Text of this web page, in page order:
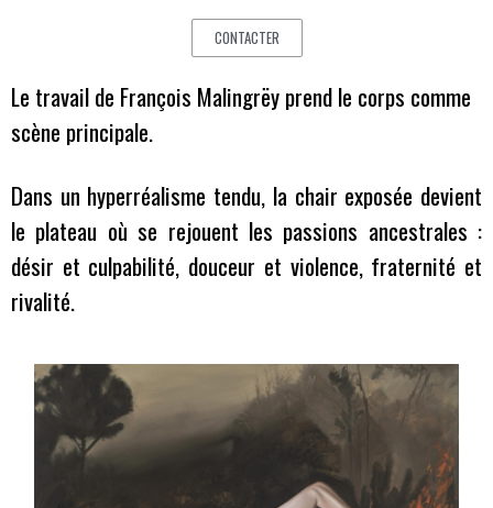
CONTACTER
Le travail de François Malingrëy prend le corps comme
scène principale.
Dans un hyperréalisme tendu, la chair exposée devient
le plateau où se rejouent les passions ancestrales :
désir et culpabilité, douceur et violence, fraternité et
rivalité.